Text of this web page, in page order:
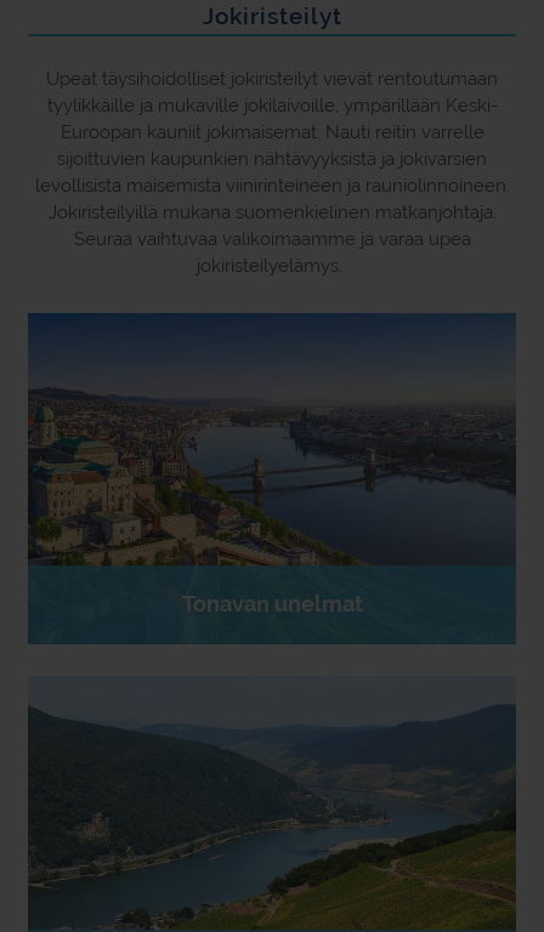
Jokiristeilyt
Upeat täysihoidolliset jokiristeilyt vievät rentoutumaan
tyylikkäille ja mukaville jokilaivoille, ympärillään Keski-
Euroopan kauniit jokimaisemat. Nauti reitin varrelle
sijoittuvien kaupunkien nähtävyyksistä ja jokivarsien
levollisista maisemista viinirinteineen ja rauniolinnoineen.
Jokiristeilyillä mukana suomenkielinen matkanjohtaja.
Seuraa vaihtuvaa valikoimaamme ja varaa upea
jokiristeilyelämys.
Tonavan unelmat